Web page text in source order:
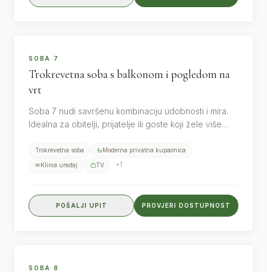
SOBA 7
Trokrevetna soba s balkonom i pogledom na
vrt
Soba 7 nudi savršenu kombinaciju udobnosti i mira.
Idealna za obitelji, prijatelje ili goste koji žele više
Trokrevetna soba Moderna privatna kupaonica
Klima uređaj TV +1
POŠALJI UPIT PROVJERI DOSTUPNOST
SOBA 8